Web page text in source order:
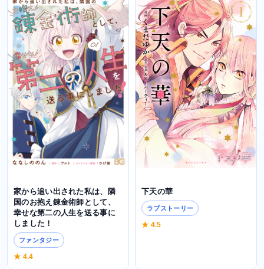
家から追い出された私は、隣
国のお抱え錬金術師として、
幸せな第二の人生を送る事に
しました！
ファンタジー
★ 4.4
下天の華
ラブストーリー
★ 4.5